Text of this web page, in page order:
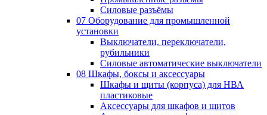
Силовые разъёмы
07 Оборудование для промышленной
установки
Выключатели, переключатели,
рубильники
Силовые автоматические выключатели
08 Шкафы, боксы и аксессуары
Шкафы и щиты (корпуса) для НВА
пластиковые
Аксессуары для шкафов и щитов